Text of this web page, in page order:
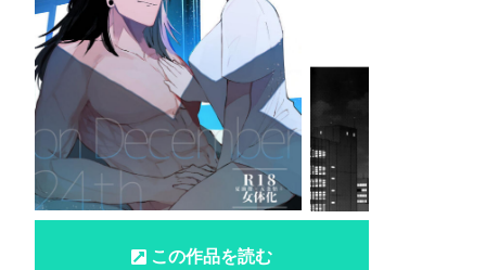
この作品を読む